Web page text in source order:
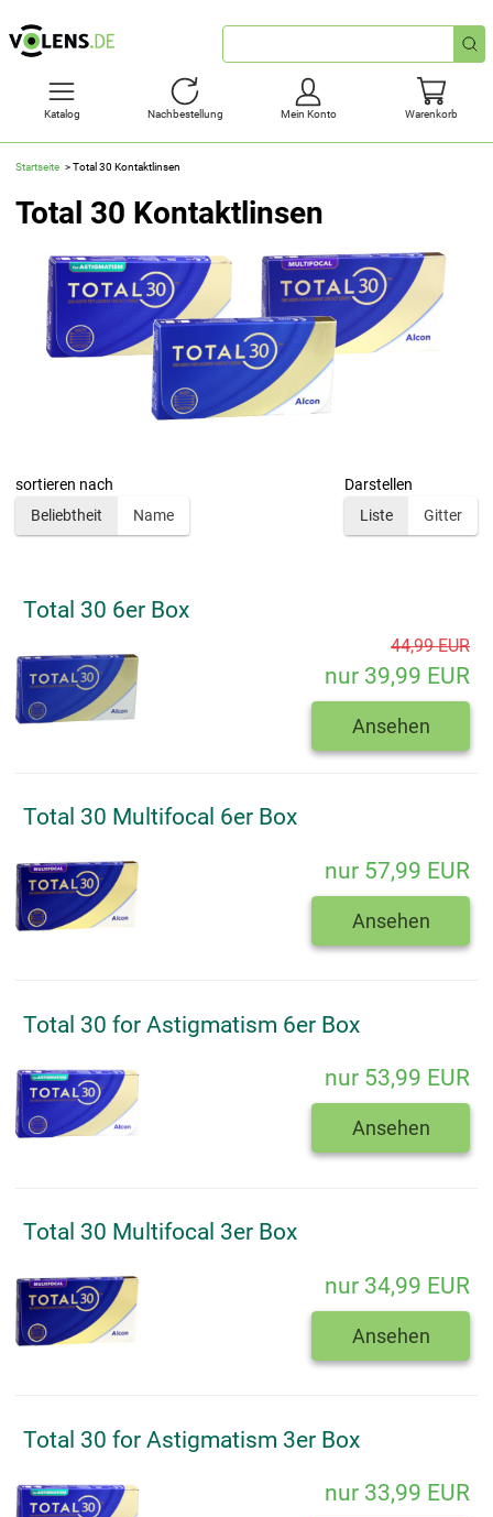
Schnellsuche
Katalog Nachbestellung Mein Konto Warenkorb
Startseite Total 30 Kontaktlinsen
Total 30 Kontaktlinsen
sortieren nach
Beliebtheit
Name
Darstellen
Liste
Gitter
Total 30 6er Box
44,99 EUR
nur 39,99 EUR
Ansehen
Total 30 Multifocal 6er Box
nur 57,99 EUR
Ansehen
Total 30 for Astigmatism 6er Box
nur 53,99 EUR
Ansehen
Total 30 Multifocal 3er Box
nur 34,99 EUR
Ansehen
Total 30 for Astigmatism 3er Box
nur 33,99 EUR